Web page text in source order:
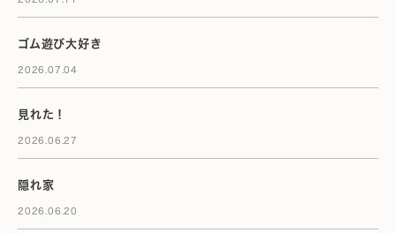
ゴム遊び大好き
2026.07.04
見れた！
2026.06.27
隠れ家
2026.06.20